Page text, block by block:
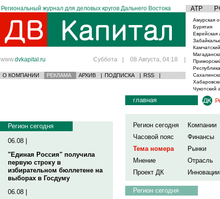
Региональный журнал для деловых кругов Дальнего Востока АТР
www.dvkapital.ru Суббота | 08 Августа, 04:18 |
О КОМПАНИИ РЕКЛАМА АРХИВ | ПОДПИСКА | RSS |
Амурская
Бурятия
Еврейская
Чукотский
Регион сегодня
06.08 |
"Единая Россия" получила
первую строку в
избирательном бюллетене на
выборах в Госдуму
06.08 |
главная
Регион сегодня
Компании
Часовой пояс
Финансы
Тема номера
Рынки
Мнение
Отрасль
Проект ДК
Инновации
Регион сегодня